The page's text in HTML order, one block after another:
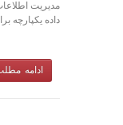
مدیریت
داده یکپارچه
ادامه